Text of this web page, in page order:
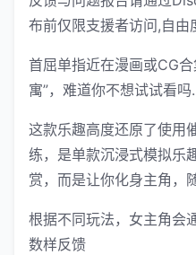
布前仅限支援者访问,自由
首屈单指近在漫画或CG
寓”，难道你不想试试看
这款乐趣高度还原了使用
练，是单款沉浸式模拟乐
赏，而是让你化身主角，
根据不同玩法，女主角会
数样反馈